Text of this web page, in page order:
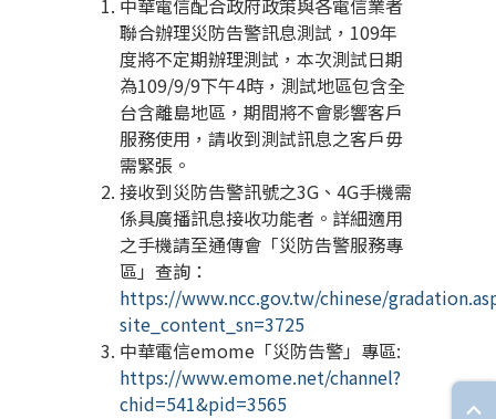
中華電信配合政府政策與各電信業者
聯合辦理災防告警訊息測試， 109年
度將不定期辦理測試，本次測試日期
為109/9/9下午4時，測試地區包含全
台含離島地區，期間將不會影響客戶
服務使用，請收到測試訊息之客戶毋
需緊張。
接收到災防告警訊號之3G 、 4G手機需
係具廣播訊息接收功能者。詳細適用
之手機請至通傳會「災防告警服務專
區」查詢：
https://www.ncc.gov.tw/chinese/
site_content_sn=3725
中華電信emome 「災防告警」專區:
https://www.emome.net/channel?
chid=541&pid=3565